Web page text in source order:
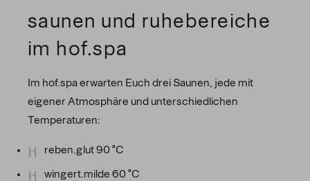
saunen und ruhebereiche
im hof.spa
Im hof.spa erwarten Euch drei Saunen, jede mit
eigener Atmosphäre und unterschiedlichen
Temperaturen:
reben.glut 90 °C
wingert.milde 60 °C